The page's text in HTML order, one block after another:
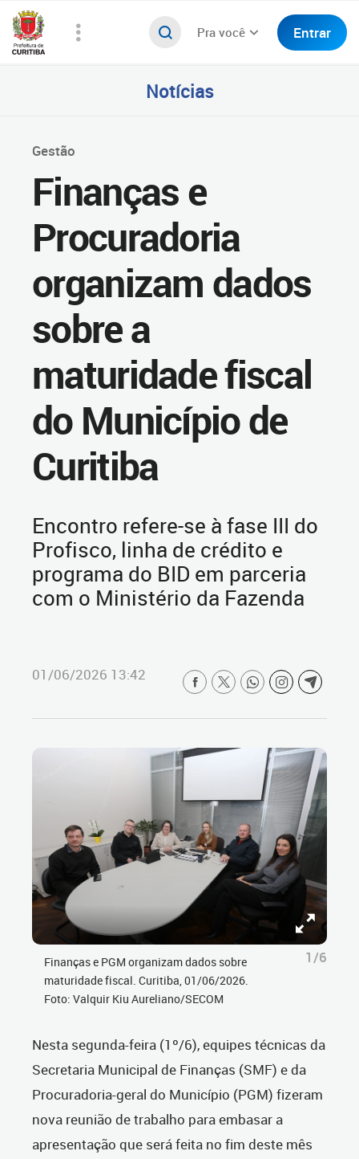
Pra você Entrar
Notícias
Gestão
Finanças e
Procuradoria
organizam dados
sobre a
maturidade fiscal
do Município de
Curitiba
Encontro refere-se à fase III do
Profisco, linha de crédito e
programa do BID em parceria
com o Ministério da Fazenda
01/06/2026 13:42
Finanças e PGM organizam dados sobre
maturidade fiscal. Curitiba, 01/06/2026.
Foto: Valquir Kiu Aureliano/SECOM
1/6
Nesta segunda-feira (1º/6), equipes técnicas da
Secretaria Municipal de Finanças (SMF) e da
Procuradoria-geral do Município (PGM) fizeram
nova reunião de trabalho para embasar a
apresentação que será feita no fim deste mês